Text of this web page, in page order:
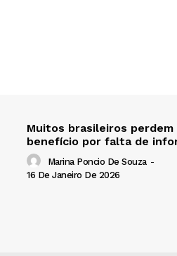
Muitos brasileiros perdem
benefício por falta de
Marina Poncio De Souza -
16 De Janeiro De 2026